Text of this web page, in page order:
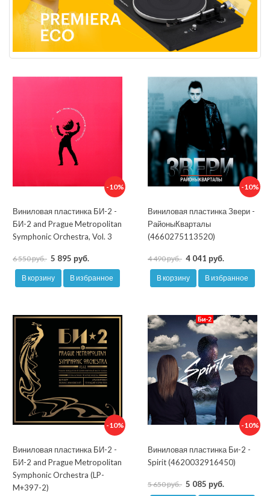
-10%
Виниловая пластинка БИ-2 -
БИ-2 and Prague Metropolitan
Symphonic Orchestra, Vol. 3
6 550 руб. 5 895 руб.
В корзину В избранное
-10%
Виниловая пластинка Звери -
РайоныКварталы
(4660275113520)
4 490 руб. 4 041 руб.
В корзину В избранное
-10%
Виниловая пластинка БИ-2 -
БИ-2 and Prague Metropolitan
Symphonic Orchestra (LP-
M+397-2)
-10%
Виниловая пластинка Би-2 -
Spirit (4620032916450)
5 650 руб. 5 085 руб.